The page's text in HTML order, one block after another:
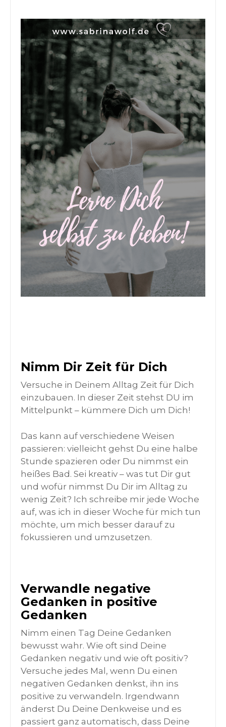
Nimm Dir Zeit für Dich
Versuche in Deinem Alltag Zeit für Dich
einzubauen. In dieser Zeit stehst DU im
Mittelpunkt – kümmere Dich um Dich!
Das kann auf verschiedene Weisen
passieren: vielleicht gehst Du eine halbe
Stunde spazieren oder Du nimmst ein
heißes Bad. Sei kreativ – was tut Dir gut
und wofür nimmst Du Dir im Alltag zu
wenig Zeit? Ich schreibe mir jede Woche
auf, was ich in dieser Woche für mich tun
möchte, um mich besser darauf zu
fokussieren und umzusetzen.
Verwandle negative
Gedanken in positive
Gedanken
Nimm einen Tag Deine Gedanken
bewusst wahr. Wie oft sind Deine
Gedanken negativ und wie oft positiv?
Versuche jedes Mal, wenn Du einen
negativen Gedanken denkst, ihn ins
positive zu verwandeln. Irgendwann
änderst Du Deine Denkweise und es
passiert ganz automatisch, dass Deine